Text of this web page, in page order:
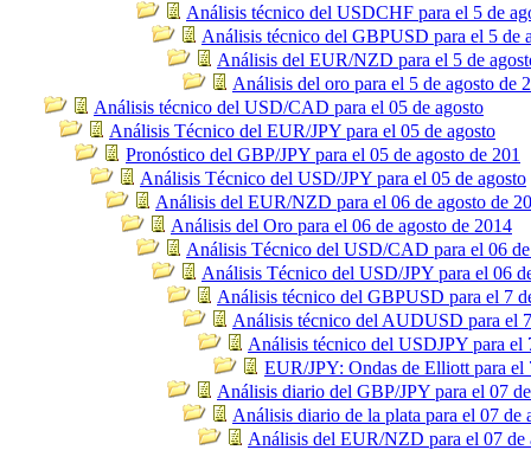
Análisis técnico del USDCHF para el 5 de
Análisis técnico del GBPUSD para el 5 de
Análisis del EUR/NZD para el 5 de
Análisis del oro para el 5 de agosto de
Análisis técnico del USD/CAD para el 05 de agosto
Análisis Técnico del EUR/JPY para el 05 de agosto
Pronóstico del GBP/JPY para el 05 de agosto de 201
Análisis Técnico del USD/JPY para el 05 de agosto
Análisis del EUR/NZD para el 06 de agosto de
Análisis del Oro para el 06 de agosto de 2014
Análisis Técnico del USD/CAD para el 06 de
Análisis Técnico del USD/JPY para el 06
Análisis técnico del GBPUSD para el 7
Análisis técnico del AUDUSD para el
Análisis técnico del USDJPY para el
EUR/JPY: Ondas de Elliott para el
Análisis diario del GBP/JPY para el 07
Análisis diario de la plata para el 07 de
Análisis del EUR/NZD para el 07 de